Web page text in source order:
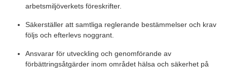
arbetsmiljöverkets föreskrifter.
Säkerställer att samtliga reglerande bestämmelser och krav
följs och efterlevs noggrant.
Ansvarar för utveckling och genomförande av
förbättringsåtgärder inom området hälsa och säkerhet på